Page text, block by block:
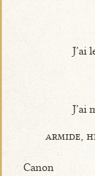
J’ai
J’ai
armide,
Canon